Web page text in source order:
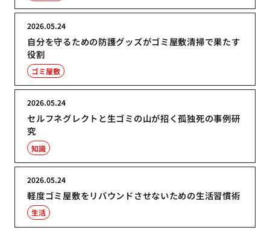
自分を守るための防護グッズがゴミ屋敷清掃で果たす
役割
2026.05.24
ゴミ屋敷
セルフネグレクトと生ゴミの山が招く孤独死の事例研
究
2026.05.24
知識
軽度ゴミ屋敷をリバウンドさせないための生活習慣術
2026.05.24
生活